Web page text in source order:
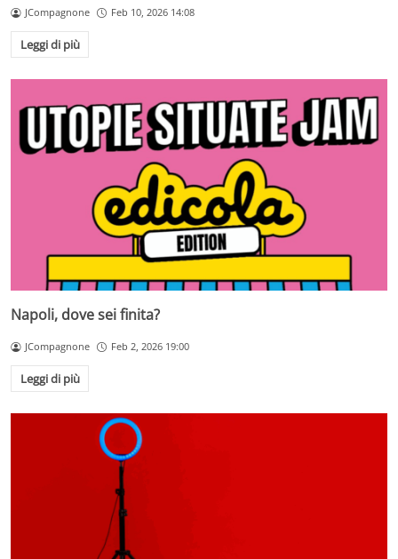
JCompagnone Feb 10, 2026 14:08
Leggi di più
Napoli, dove sei finita?
JCompagnone Feb 2, 2026 19:00
Leggi di più